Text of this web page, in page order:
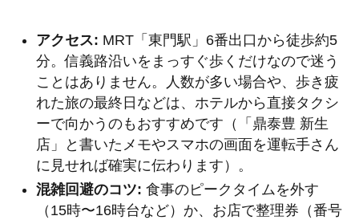
アクセス: MRT「東門駅」6番出口から徒歩約5
分。信義路沿いをまっすぐ歩くだけなので迷う
ことはありません。人数が多い場合や、歩き疲
れた旅の最終日などは、ホテルから直接タクシ
ーで向かうのもおすすめです（「鼎泰豊 新生
店」と書いたメモやスマホの画面を運転手さん
に見せれば確実に伝わります）。
混雑回避のコツ: 食事のピークタイムを外す
（15時〜16時台など）か、お店で整理券（番号